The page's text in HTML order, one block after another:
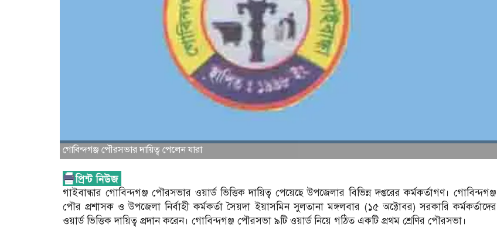
গোবিন্দগঞ্জ পৌরসভার দায়িত্ব পেলেন যারা
গাইবান্ধার গোবিন্দগঞ্জ পৌরসভার ওয়ার্ড ভিত্তিক দায়িত্ব পেয়েছে উপজেলার বিভিন্ন দপ্তরের কর্মকর্তাগণ। গোবিন্দগঞ্জ
পৌর প্রশাসক ও উপজেলা নির্বাহী কর্মকর্তা সৈয়দা ইয়াসমিন সুলতানা মঙ্গলবার (১৫ অক্টোবর) সরকারি কর্মকর্তাদের
ওয়ার্ড ভিত্তিক দায়িত্ব প্রদান করেন। গোবিন্দগঞ্জ পৌরসভা ৯টি ওয়ার্ড নিয়ে গঠিত একটি প্রথম শ্রেণির পৌরসভা।